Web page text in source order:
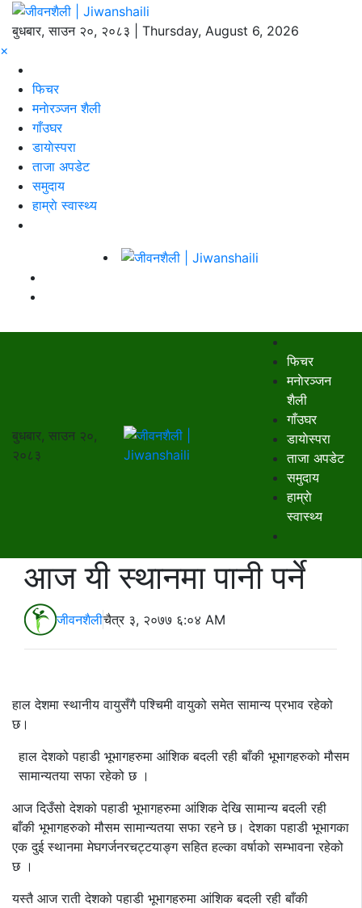
बुधबार, साउन २०, २०८३ | Thursday, August 6, 2026
×
फिचर
मनाेरञ्जन शैली
गाँउघर
डायाेस्परा
ताजा अपडेट
समुदाय
हाम्राे स्वास्थ्य
बुधबार, साउन २०,
२०८३
फिचर
मनाेरञ्जन
शैली
गाँउघर
डायाेस्परा
ताजा अपडेट
समुदाय
हाम्राे
स्वास्थ्य
आज यी स्थानमा पानी पर्ने
जीवनशैलीचैत्र ३, २०७७ ६:०४ AM
हाल देशमा स्थानीय वायुसँगै पश्चिमी वायुको समेत सामान्य प्रभाव रहेको
छ।
हाल देशको पहाडी भूभागहरुमा आंशिक बदली रही बाँकी भूभागहरुको मौसम
सामान्यतया सफा रहेको छ ।
आज दिउँसो देशको पहाडी भूभागहरुमा आंशिक देखि सामान्य बदली रही
बाँकी भूभागहरुको मौसम सामान्यतया सफा रहने छ। देशका पहाडी भूभागका
एक दुई स्थानमा मेघगर्जनरचट्टयाङ्ग सहित हल्का वर्षाको सम्भावना रहेको
छ ।
यस्तै आज राती देशको पहाडी भूभागहरुमा आंशिक बदली रही बाँकी